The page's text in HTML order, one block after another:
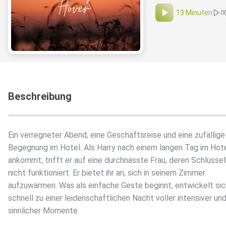
13 Minuten 0
Beschreibung
Ein verregneter Abend, eine Geschäftsreise und eine zufällige
Begegnung im Hotel. Als Harry nach einem langen Tag im
ankommt, trifft er auf eine durchnässte Frau, deren
nicht funktioniert. Er bietet ihr an, sich in seinem Zimmer
aufzuwärmen. Was als einfache Geste beginnt, entwickelt
schnell zu einer leidenschaftlichen Nacht voller intensiver und
sinnlicher Momente.